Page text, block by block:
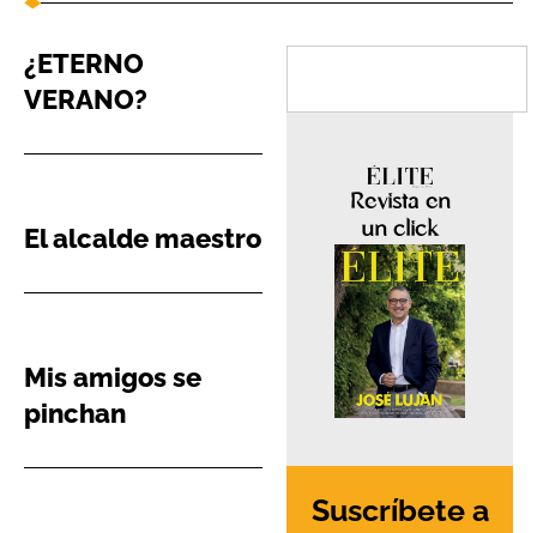
¿ETERNO
VERANO?
El alcalde maestro
Mis amigos se
pinchan
Revista en
un click
Suscríbete a